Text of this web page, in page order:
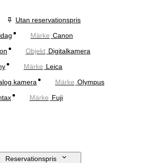
Utan reservationspris
Märke Canon
Objekt Digitalkamera
Märke Leica
kamera Märke Olympus
Märke Fuji
Reservationspris